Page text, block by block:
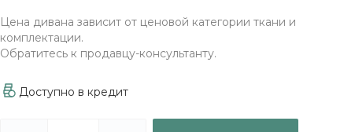
Цена дивана зависит от ценовой категории ткани и
комплектации.
Обратитесь к продавцу-консультанту.
Доступно в кредит